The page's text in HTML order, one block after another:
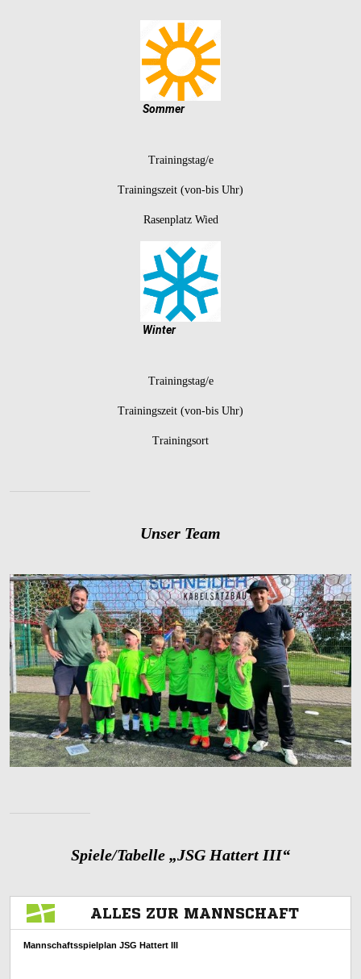
Sommer
Trainingstag/e
Trainingszeit (von-bis Uhr)
Rasenplatz Wied
Winter
Trainingstag/e
Trainingszeit (von-bis Uhr)
Trainingsort
Unser Team
Spiele/Tabelle „JSG Hattert III“